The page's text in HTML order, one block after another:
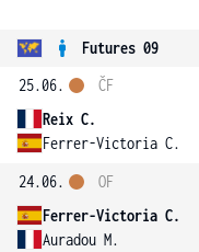
Futures 09
25.06.
Reix C.
Ferrer-Victoria C.
ČF
24.06.
Ferrer-Victoria C.
Auradou M.
OF